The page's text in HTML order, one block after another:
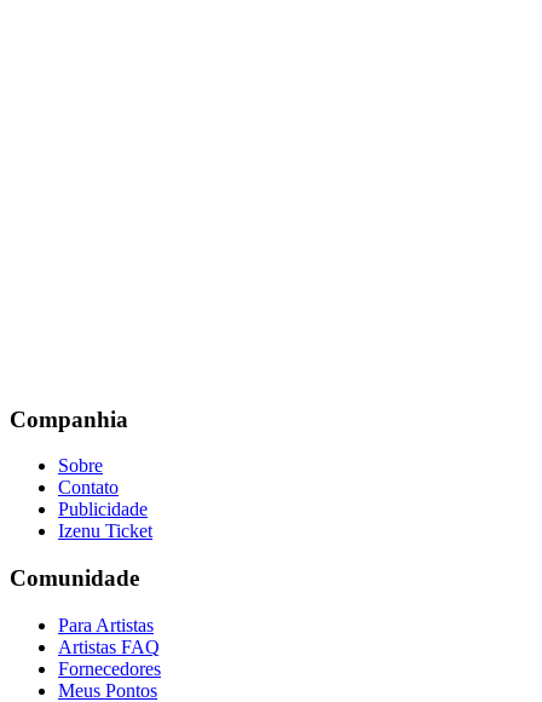
Companhia
Sobre
Contato
Publicidade
Izenu Ticket
Comunidade
Para Artistas
Artistas FAQ
Fornecedores
Meus Pontos